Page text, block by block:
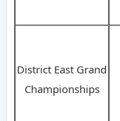
District East Grand
Championships